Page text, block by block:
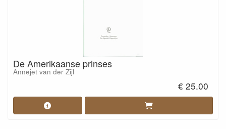
De Amerikaanse prinses
Annejet van der Zijl
€ 25.00